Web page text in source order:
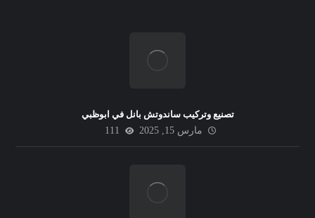
تصنيع وتركيب ساندوتش بانل في ابوظبي
مارس 15, 2025
111